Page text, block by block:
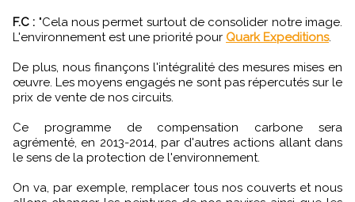
F.C : "Cela nous permet surtout de consolider notre image.
L'environnement est une priorité pour Quark Expeditions.
De plus, nous finançons l'intégralité des mesures mises en
œuvre. Les moyens engagés ne sont pas répercutés sur le
prix de vente de nos circuits.
Ce programme de compensation carbone sera
agrémenté, en 2013-2014, par d'autres actions allant dans
le sens de la protection de l'environnement.
On va, par exemple, remplacer tous nos couverts et nous